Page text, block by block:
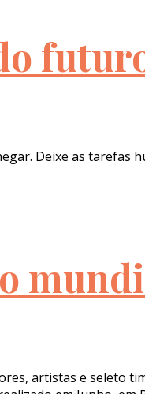
Deixe as tarefas
artistas e seleto